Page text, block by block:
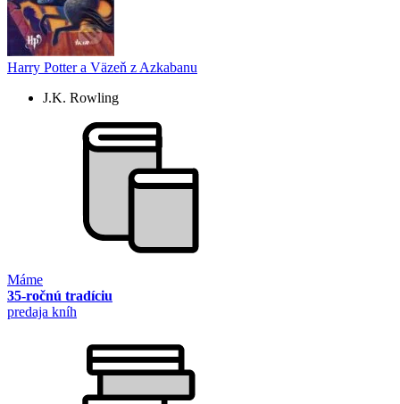
Harry Potter a Väzeň z Azkabanu
J.K. Rowling
Máme
35-ročnú tradíciu
predaja kníh